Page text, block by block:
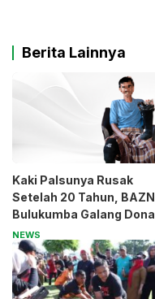
Berita Lainnya
Kaki Palsunya Rusak
Setelah 20 Tahun,
Bulukumba Galang
untuk Pak Pardi
NEWS